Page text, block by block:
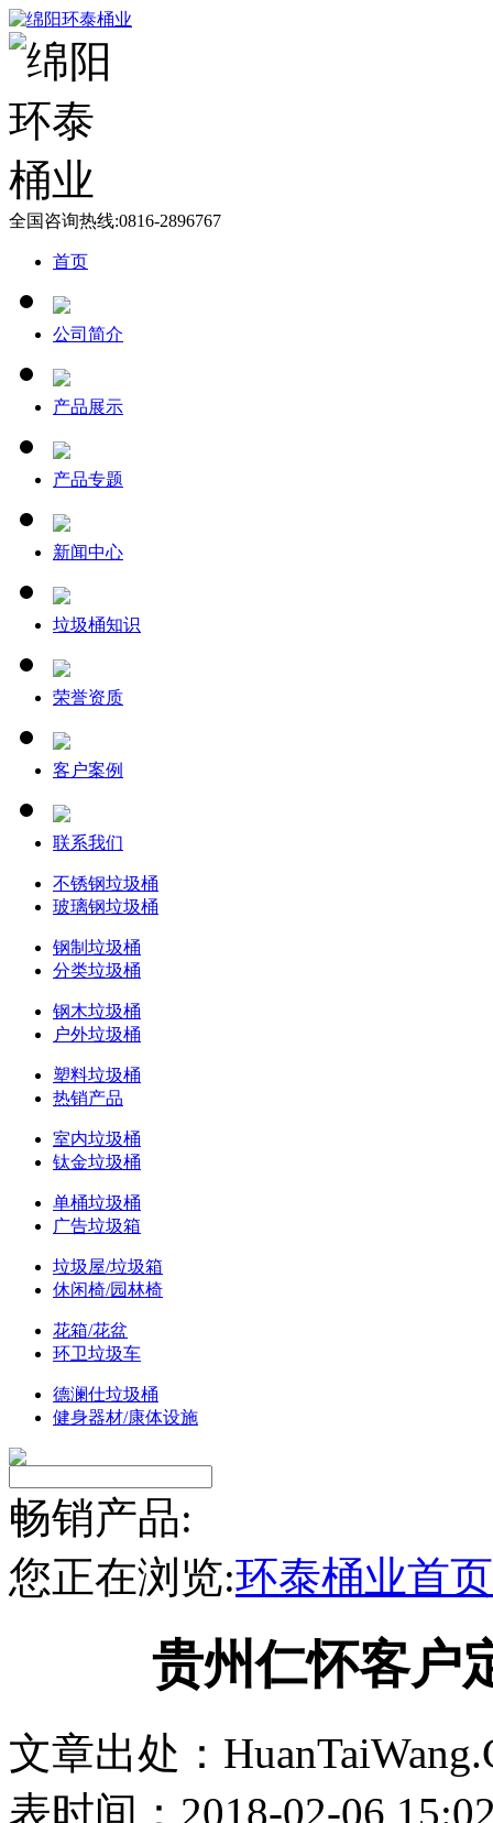
全国咨询热线:0816-2896767
首页
公司简介
产品展示
产品专题
新闻中心
垃圾桶知识
荣誉资质
客户案例
联系我们
不锈钢垃圾桶
玻璃钢垃圾桶
钢制垃圾桶
分类垃圾桶
钢木垃圾桶
户外垃圾桶
塑料垃圾桶
热销产品
室内垃圾桶
钛金垃圾桶
单桶垃圾桶
广告垃圾箱
垃圾屋/垃圾箱
休闲椅/园林椅
花箱/花盆
环卫垃圾车
德澜仕垃圾桶
健身器材/康体设施
畅销产品:
您正在浏览:环泰桶业首页
贵州仁怀客户
文章出处：
表时间：2018-02-06